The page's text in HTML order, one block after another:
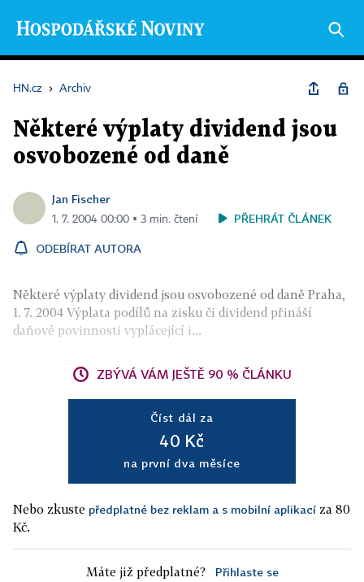
HN.cz › Archiv
Některé výplaty dividend jsou
osvobozené od daně
Jan Fischer
1. 7. 2004 00:00 ▪ 3 min. čtení PŘEHRÁT ČLÁNEK
ODEBÍRAT AUTORA
Některé výplaty dividend jsou osvobozené od daně Praha,
1. 7. 2004 Výplata podílů na zisku či dividend přináší
daňové povinnosti vyplácející i...
ZBÝVÁ VÁM JEŠTĚ 90 % ČLÁNKU
Číst dál za
40 Kč
na první dva měsíce
Nebo zkuste předplatné bez reklam a s mobilní aplikací za 80
Kč.
Máte již předplatné? Přihlaste se